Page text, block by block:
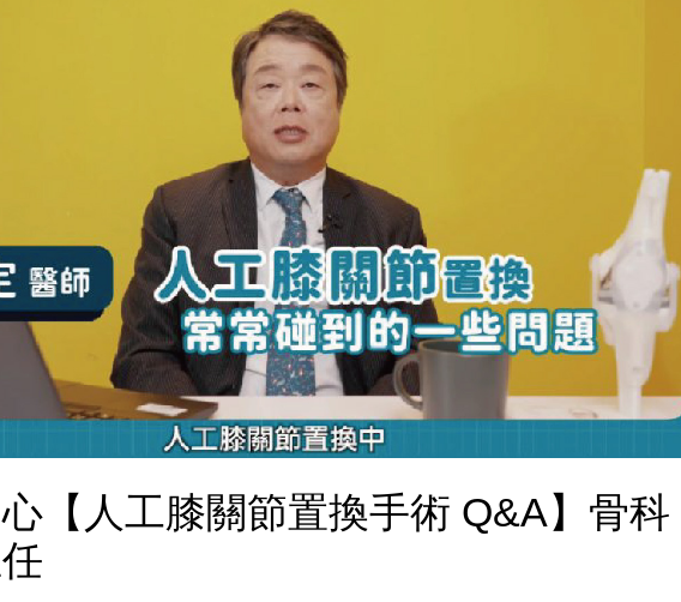
【人工膝關節置換手術 Q&A】骨科